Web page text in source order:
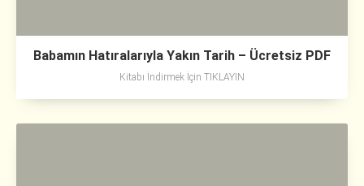
Babamın Hatıralarıyla Yakın Tarih – Ücretsiz PDF
Kitabı İndirmek İçin TIKLAYIN